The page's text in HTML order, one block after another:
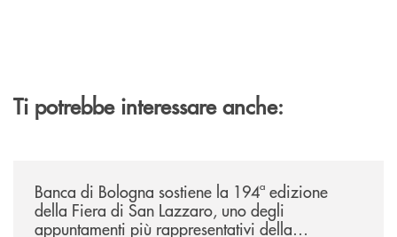
Ti potrebbe interessare anche:
Banca di Bologna sostiene la 194ª edizione
della Fiera di San Lazzaro, uno degli
appuntamenti più rappresentativi della